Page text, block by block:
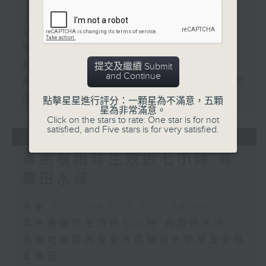
「智啟學教」撥款
足本 Full (HKT 17:00 - 18:00)
團體關注觸覺引路帶和警示帶物料與應用
情況
03/08/2026
提交及繼續 Submit
and Continue
點擊星星進行評分：一顆星為不滿意，五顆
星為非常滿意。
Click on the stars to rate: One star is for not
satisfied, and Five stars is for very satisfied.